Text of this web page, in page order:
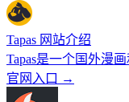
Tapas 网站介绍
Tapas是一个国外漫
官网入口 →